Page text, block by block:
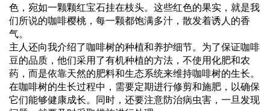
色，宛如一颗颗红宝石挂在枝头。这些红色的果实，就是我
们所说的咖啡樱桃，每一颗都饱满多汁，散发着诱人的香
气。
主人还向我介绍了咖啡树的种植和养护细节。为了保证咖啡
豆的品质，他们采用了有机种植的方法，不使用化肥和农
药，而是依靠天然的肥料和生态系统来维持咖啡树的生长。
在咖啡树的生长过程中，需要定期进行修剪和施肥，以确保
它们能够健康成长。同时，还要注意防治病虫害，一旦发现